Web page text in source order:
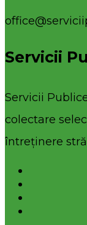
Servicii
Servicii
colectare
întreținere